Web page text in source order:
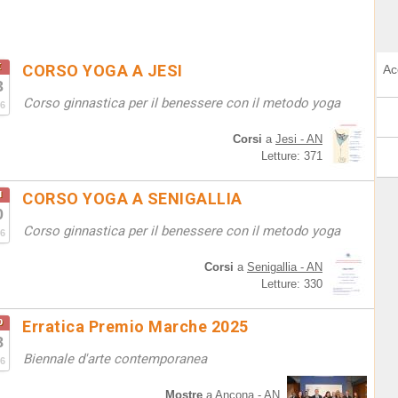
CORSO YOGA A JESI
Corso ginnastica per il benessere con il metodo yoga
Corsi a Jesi - AN
Letture: 371
CORSO YOGA A SENIGALLIA
Corso ginnastica per il benessere con il metodo yoga
Corsi a Senigallia - AN
Letture: 330
Erratica Premio Marche 2025
Biennale d'arte contemporanea
Mostre a Ancona - AN